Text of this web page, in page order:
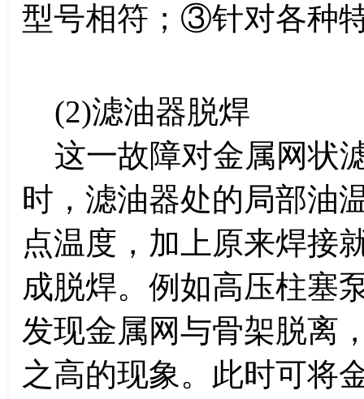
型号相符；③针对各种
(2)滤油器脱焊
这一故障对金属网状
时，滤油器处的局部油
点温度，加上原来焊接
成脱焊。例如高压柱塞
发现金属网与骨架脱离
之高的现象。此时可将